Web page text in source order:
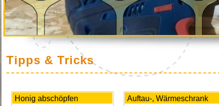
Tipps & Tricks
Honig abschöpfen Auftau-, Wärmeschrank